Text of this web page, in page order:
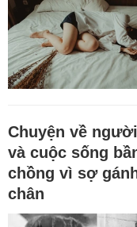
Chuyện về
và cuộc sống
chồng vì sợ
chân